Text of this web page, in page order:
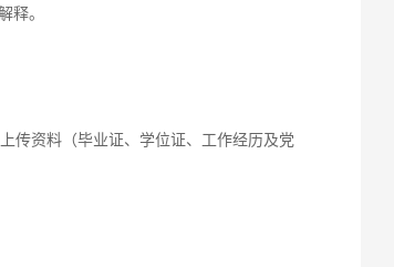
。
资料（毕业证、学位证、工作经历及党